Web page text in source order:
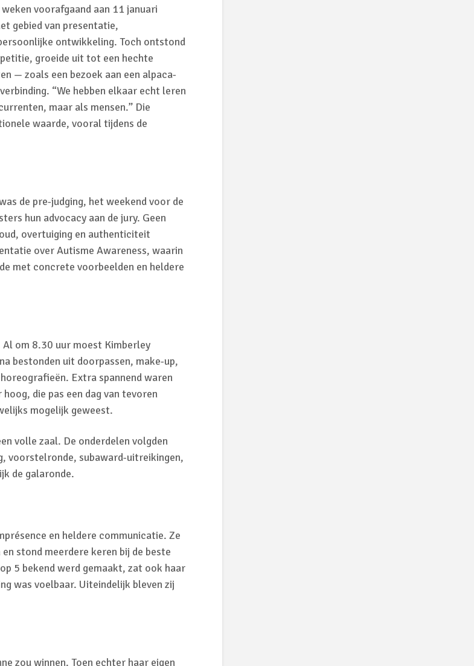
voorafgaand aan 11 januari
gebied van presentatie,
ontwikkeling. Toch ontstond
groeide uit tot een hechte
— zoals een bezoek aan een alpaca-
“We hebben elkaar echt leren
maar als mensen.” Die
waarde, vooral tijdens de
de pre-judging, het weekend voor de
hun advocacy aan de jury. Geen
overtuiging en authenticiteit
over Autisme Awareness, waarin
met concrete voorbeelden en heldere
Al om 8.30 uur moest Kimberley
bestonden uit doorpassen, make-up,
Extra spannend waren
die pas een dag van tevoren
mogelijk geweest.
volle zaal. De onderdelen volgden
voorstelronde, subaward-uitreikingen,
de galaronde.
en heldere communicatie. Ze
stond meerdere keren bij de beste
5 bekend werd gemaakt, zat ook haar
was voelbaar. Uiteindelijk bleven zij
zou winnen. Toen echter haar eigen